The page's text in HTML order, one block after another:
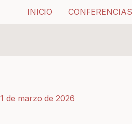
INICIO CONFERENCIAS
1 de marzo de 2026